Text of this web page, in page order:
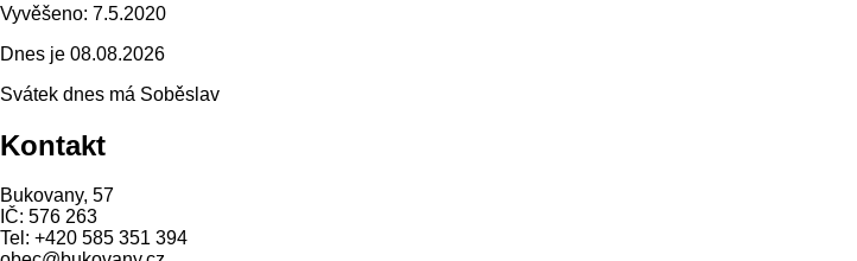
Vyvěšeno: 7.5.2020
Dnes je 08.08.2026
Svátek dnes má Soběslav
Kontakt
Bukovany, 57
IČ: 576 263
Tel: +420 585 351 394